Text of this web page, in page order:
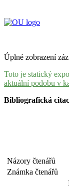
Úplné zobrazení
Toto je statický
aktuální podobu v
Bibliografická
Názory čtenářů
Známka čtenářů